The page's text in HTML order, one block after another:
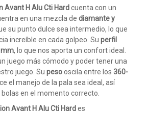
Avant H Alu Cti Hardcuenta con un
en una mezcla de diamante y
su punto dulce sea intermedio, lo que
increíble en cada golpeo. Su perfil
, lo que nos aporta un confort ideal.
juego más cómodo y poder tener una
juego. Su pesooscila entre los 360-
el manejo de la pala sea ideal, así
en el momento correcto.
Avant H Alu Cti Hardes